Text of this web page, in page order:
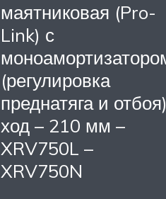
маятниковая (Pro-
Link) с
(регулировка
преднатяга и
ход – 210 мм –
XRV750L –
XRV750N